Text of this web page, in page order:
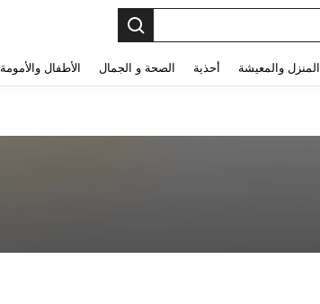
المنزل والمعيشة أحذية الصحة و الجمال الأطفال والأمومة